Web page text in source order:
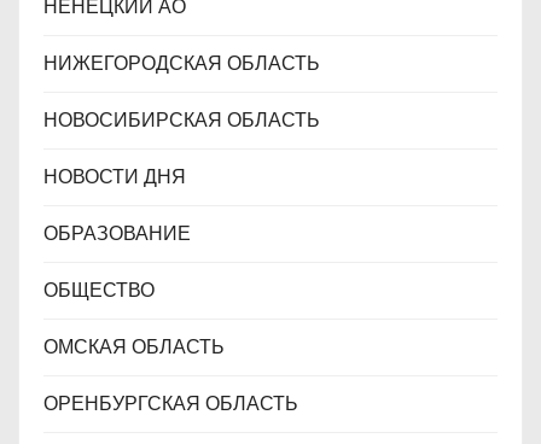
НЕНЕЦКИЙ АО
НИЖЕГОРОДСКАЯ ОБЛАСТЬ
НОВОСИБИРСКАЯ ОБЛАСТЬ
НОВОСТИ ДНЯ
ОБРАЗОВАНИЕ
ОБЩЕСТВО
ОМСКАЯ ОБЛАСТЬ
ОРЕНБУРГСКАЯ ОБЛАСТЬ